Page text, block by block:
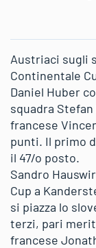
Austriaci sugli
Continentale
Daniel Huber
squadra
francese
punti. Il primo
il 47/o posto.
Sandro
Cup a
si piazza lo
terzi, pari
francese